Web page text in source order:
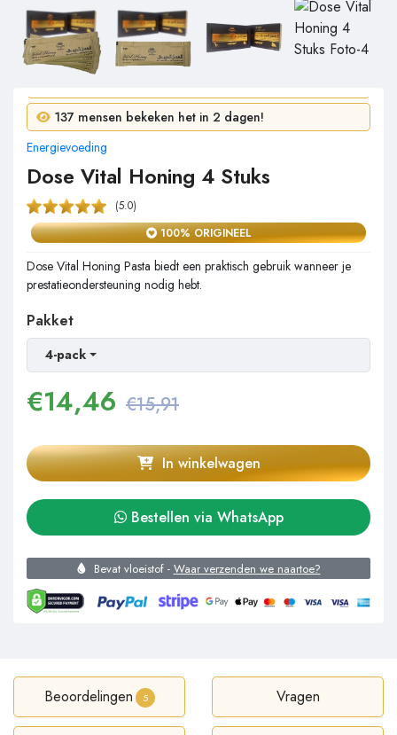
7 mensen kochten in 24 uur!
137 mensen bekeken het in 2 dagen!
Energievoeding
Dose Vital Honing 4 Stuks
(5.0)
100% ORIGINEEL
Dose Vital Honing Pasta biedt een praktisch gebruik wanneer je
prestatieondersteuning nodig hebt.
Pakket
4-pack
€14,46 €15,91
In winkelwagen
Bestellen via WhatsApp
Bevat vloeistof - Waar verzenden we naartoe?
Beoordelingen 5 Vragen